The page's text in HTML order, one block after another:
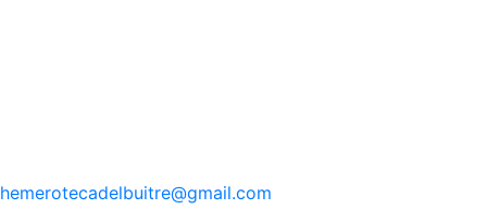
hemerotecadelbuitre@gmail.com